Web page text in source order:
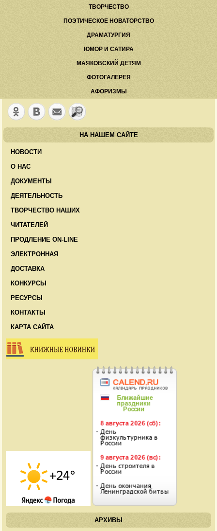
ТВОРЧЕСТВО
ПОЭТИЧЕСКОЕ НОВАТОРСТВО
ДРАМАТУРГИЯ
ЮМОР И САТИРА
МАЯКОВСКИЙ ДЕТЯМ
ФОТОГАЛЕРЕЯ
АФОРИЗМЫ
НА НАШЕМ САЙТЕ
НОВОСТИ
О НАС
ДОКУМЕНТЫ
ДЕЯТЕЛЬНОСТЬ
ТВОРЧЕСТВО НАШИХ
ЧИТАТЕЛЕЙ
ПРОДЛЕНИЕ ON-LINE
ЭЛЕКТРОННАЯ
ДОСТАВКА
КОНКУРСЫ
РЕСУРСЫ
КОНТАКТЫ
КАРТА САЙТА
АРХИВЫ